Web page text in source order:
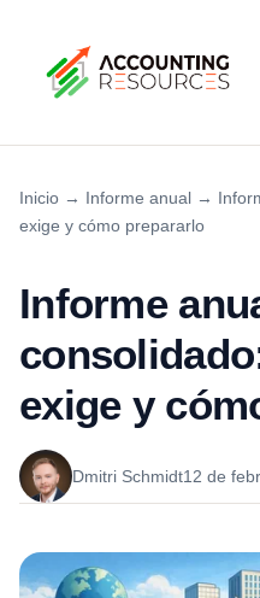
Inicio → Informe anual →
exige y cómo prepararlo
Informe
exige y
Dmitri Schmidt12 de